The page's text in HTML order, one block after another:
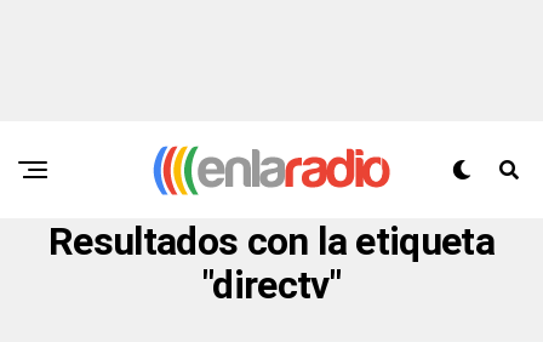
Resultados con la etiqueta
"directv"